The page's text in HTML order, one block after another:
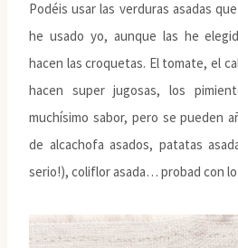
Podéis usar las verduras asadas
he usado yo, aunque las he
hacen las croquetas. El tomate, el
hacen super jugosas, los
muchísimo sabor, pero se pueden
de alcachofa asados, patatas
serio!), coliflor asada… probad con